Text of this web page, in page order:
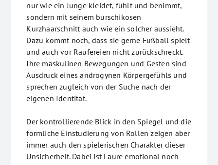
nur wie ein Junge kleidet, fühlt und benimmt,
sondern mit seinem burschikosen
Kurzhaarschnitt auch wie ein solcher aussieht.
Dazu kommt noch, dass sie gerne Fußball spielt
und auch vor Raufereien nicht zurückschreckt.
Ihre maskulinen Bewegungen und Gesten sind
Ausdruck eines androgynen Körpergefühls und
sprechen zugleich von der Suche nach der
eigenen Identität.
Der kontrollierende Blick in den Spiegel und die
förmliche Einstudierung von Rollen zeigen aber
immer auch den spielerischen Charakter dieser
Unsicherheit. Dabei ist Laure emotional noch